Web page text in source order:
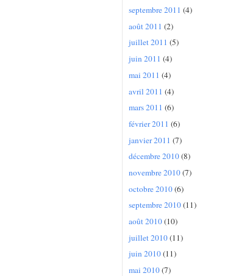
septembre 2011 (4)
août 2011 (2)
juillet 2011 (5)
juin 2011 (4)
mai 2011 (4)
avril 2011 (4)
mars 2011 (6)
février 2011 (6)
janvier 2011 (7)
décembre 2010(8)
novembre 2010(7)
octobre 2010(6)
septembre 2010(11)
août 2010(10)
juillet 2010(11)
juin 2010(11)
mai 2010(7)